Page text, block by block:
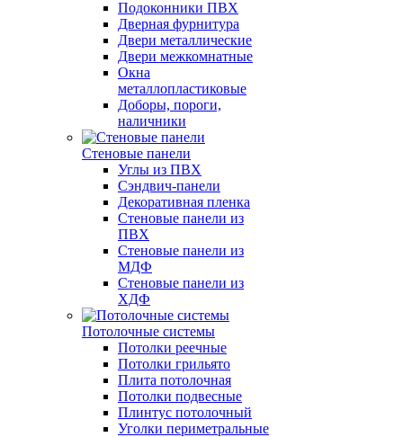
Подоконники ПВХ
Дверная фурнитура
Двери металлические
Двери межкомнатные
Окна
металлопластиковые
Доборы, пороги,
наличники
Стеновые панели
Углы из ПВХ
Сэндвич-панели
Декоративная пленка
Стеновые панели из
ПВХ
Стеновые панели из
МДФ
Стеновые панели из
ХДФ
Потолочные системы
Потолки реечные
Потолки грильято
Плита потолочная
Потолки подвесные
Плинтус потолочный
Уголки периметральные